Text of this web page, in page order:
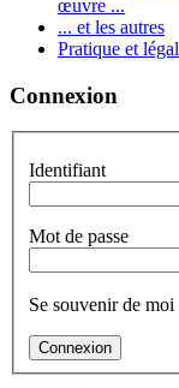
œuvre ...
... et les autres
Pratique et légal
Connexion
Identifiant
Mot de passe
Se souvenir de moi